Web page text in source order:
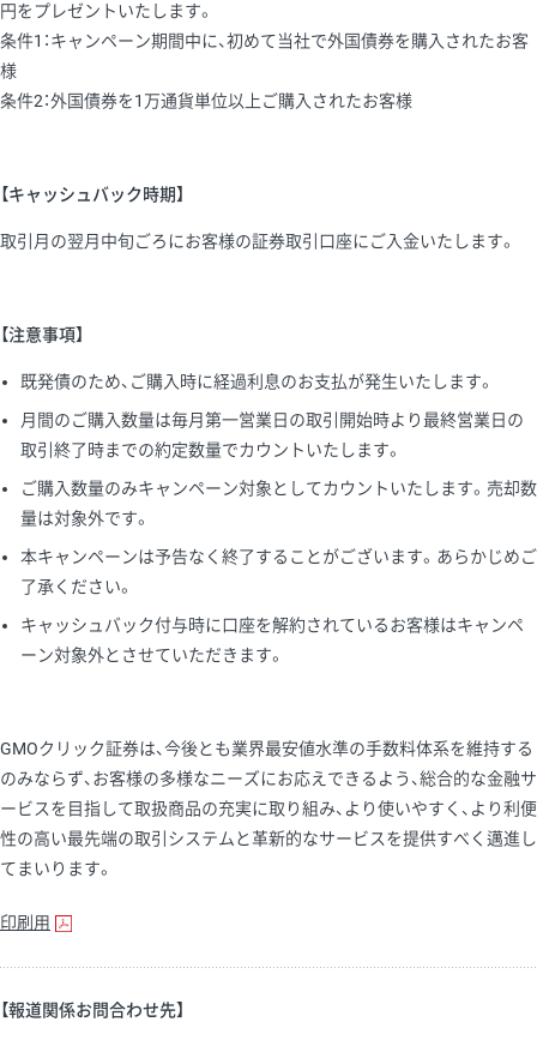
円をプレゼントいたします。
条件1：キャンペーン期間中に、初めて当社で外国債券を購入されたお客
様
条件2：外国債券を1万通貨単位以上ご購入されたお客様
【キャッシュバック時期】
取引月の翌月中旬ごろにお客様の証券取引口座にご入金いたします。
【注意事項】
既発債のため、ご購入時に経過利息のお支払が発生いたします。
月間のご購入数量は毎月第一営業日の取引開始時より最終営業日の
取引終了時までの約定数量でカウントいたします。
ご購入数量のみキャンペーン対象としてカウントいたします。売却数
量は対象外です。
本キャンペーンは予告なく終了することがございます。あらかじめご
了承ください。
キャッシュバック付与時に口座を解約されているお客様はキャンペ
ーン対象外とさせていただきます。
GMOクリック証券は、今後とも業界最安値水準の手数料体系を維持する
のみならず、お客様の多様なニーズにお応えできるよう、総合的な金融サ
ービスを目指して取扱商品の充実に取り組み、より使いやすく、より利便
性の高い最先端の取引システムと革新的なサービスを提供すべく邁進し
てまいります。
印刷用
【報道関係お問合わせ先】